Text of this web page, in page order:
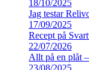
18/10/2025
Jag testar
17/09/2025
Recept på
22/07/2026
Allt på en plåt
23/08/2025